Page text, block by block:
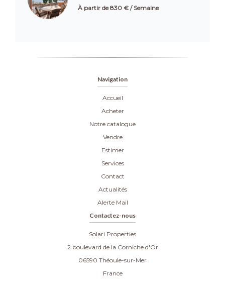
À partir de 830 € / Semaine
Navigation
Accueil
Acheter
Notre catalogue
Vendre
Estimer
Services
Contact
Actualités
Alerte Mail
Contactez-nous
Solari Properties
2 boulevard de la Corniche d'Or
06590 Théoule-sur-Mer
France